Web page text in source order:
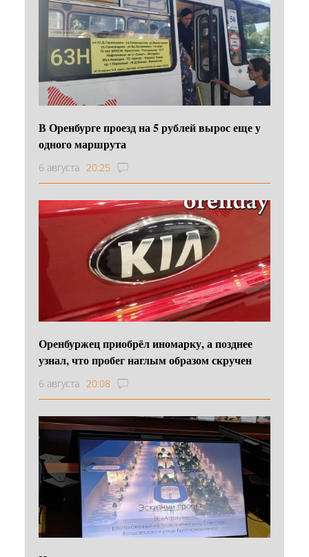
В Оренбурге проезд на 5 рублей вырос еще у
одного маршрута
6 августа 20:25
Оренбуржец приобрёл иномарку, а позднее
узнал, что пробег наглым образом скручен
6 августа 20:08